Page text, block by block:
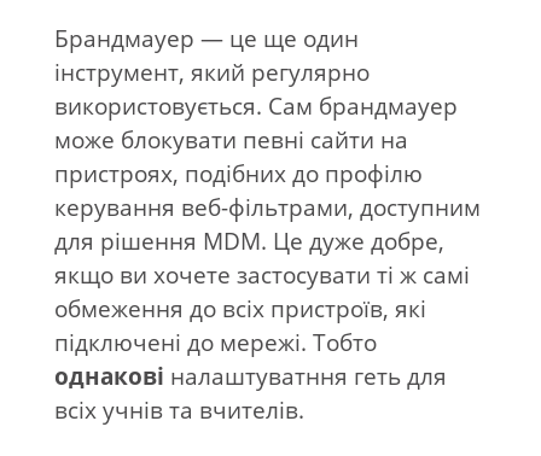
Брандмауер — це ще один
інструмент, який регулярно
використовується. Сам брандмауер
може блокувати певні сайти на
пристроях, подібних до профілю
керування веб-фільтрами, доступним
для рішення MDM. Це дуже добре,
якщо ви хочете застосувати ті ж самі
обмеження до всіх пристроїв, які
підключені до мережі. Тобто
однакові налаштуватння геть для
всіх учнів та вчителів.